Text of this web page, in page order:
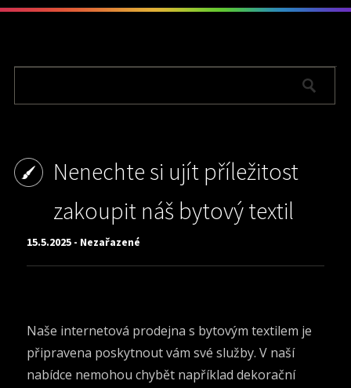
Nenechte si ujít příležitost
zakoupit náš bytový textil
15.5.2025 - Nezařazené
Naše internetová prodejna s bytovým textilem je
připravena poskytnout vám své služby. V naší
nabídce nemohou chybět napříkladdekorační